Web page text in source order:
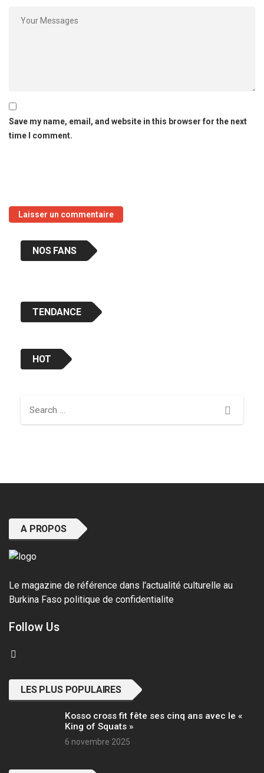
Save my name, email, and website in this browser for the next
time I comment.
NOS FANS
TENDANCE
HOT
Search
A PROPOS
Le magazine de référence dans l'actualité culturelle au
Burkina Faso politique de confidentialite
Follow Us
LES PLUS POPULAIRES
Kosso cross fit fête ses cinq ans avec le «
King of Squats »
6 novembre 2025